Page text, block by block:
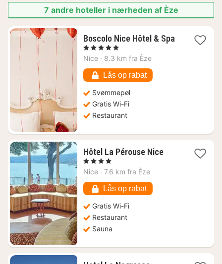
7 andre hoteller i nærheden af Èze
Boscolo Nice Hôtel & Spa
1
nat
3768
kr.
, 5 Stjerner
Nice · 8.3 km fra Èze
Lås op rabat
Svømmepøl
Gratis Wi-Fi
Restaurant
Hôtel La Pérouse Nice1
, 4 Stjerner
Nice · 7.6 km fra Èze
Lås op rabat
Gratis Wi-Fi
Restaurant
Sauna